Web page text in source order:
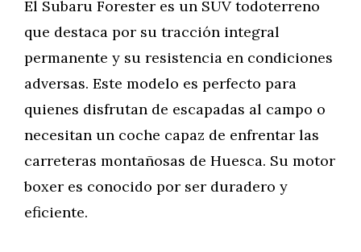
El Subaru Forester es un SUV todoterreno
que destaca por su tracción integral
permanente y su resistencia en condiciones
adversas. Este modelo es perfecto para
quienes disfrutan de escapadas al campo o
necesitan un coche capaz de enfrentar las
carreteras montañosas de Huesca. Su motor
boxer es conocido por ser duradero y
eficiente.